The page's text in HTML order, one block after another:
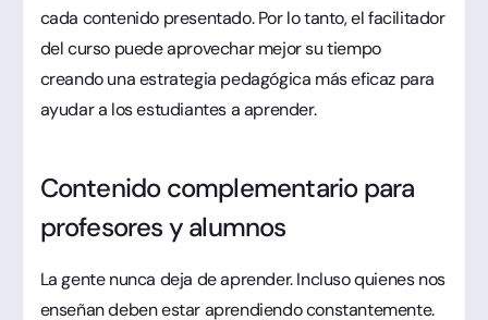
cada contenido presentado. Por lo tanto, el facilitador
del curso puede aprovechar mejor su tiempo
creando una estrategia pedagógica más eficaz para
ayudar a los estudiantes a aprender.
Contenido complementario para
profesores y alumnos
La gente nunca deja de aprender. Incluso quienes nos
enseñan deben estar aprendiendo constantemente.